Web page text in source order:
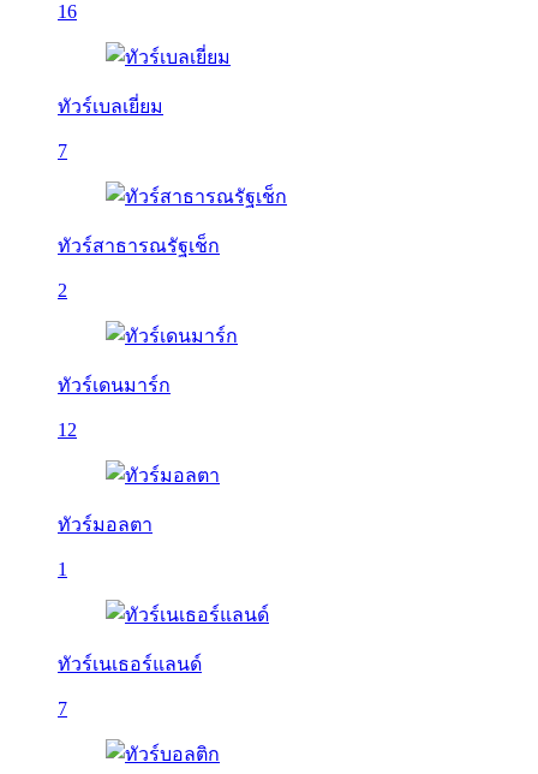
16
ทัวร์เบลเยี่ยม
7
ทัวร์สาธารณรัฐเช็ก
2
ทัวร์เดนมาร์ก
12
ทัวร์มอลตา
1
ทัวร์เนเธอร์แลนด์
7